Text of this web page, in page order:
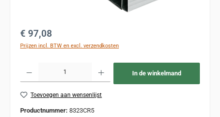
Normale prijs:
€ 97,08
Prijzen incl. BTW en excl. verzendkosten
In de winkelmand
Toevoegen aan wensenlijst
Productnummer: 8323CR5